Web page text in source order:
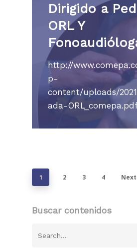
Dirigido a
ORL Y
http://
p-
content/uploads/
ada-
1 2 3 4 Next
Buscar contenidos